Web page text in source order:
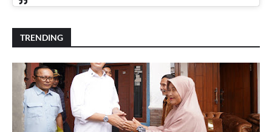
TRENDING